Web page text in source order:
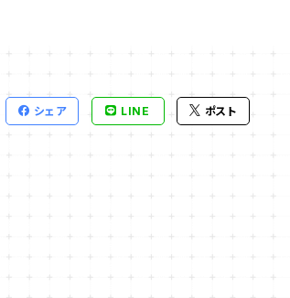
シェア LINE ポスト